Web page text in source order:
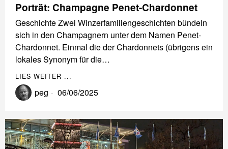
Porträt: Champagne Penet-Chardonnet
Geschichte Zwei Winzerfamiliengeschichten bündeln
sich in den Champagnern unter dem Namen Penet-
Chardonnet. Einmal die der Chardonnets (übrigens ein
lokales Synonym für die…
LIES WEITER ...
peg 06/06/2025